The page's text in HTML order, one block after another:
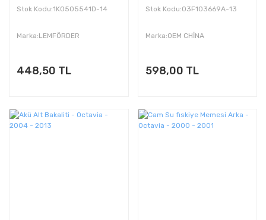
Stok Kodu:1K0505541D-14
Marka:LEMFÖRDER
448,50 TL
Stok Kodu:03F103669A-13
Marka:OEM CHİNA
598,00 TL